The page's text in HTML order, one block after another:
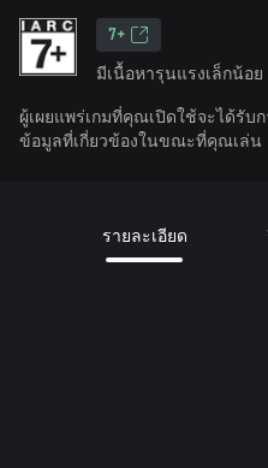
7+
มีเนื้อหารุนแรงเล็กน้อย
ผู้เผยแพร่เกมที่คุณเปิดใช้จะได้รับ
ข้อมูลที่เกี่ยวข้องในขณะที่คุณเล่น
รายละเอียด